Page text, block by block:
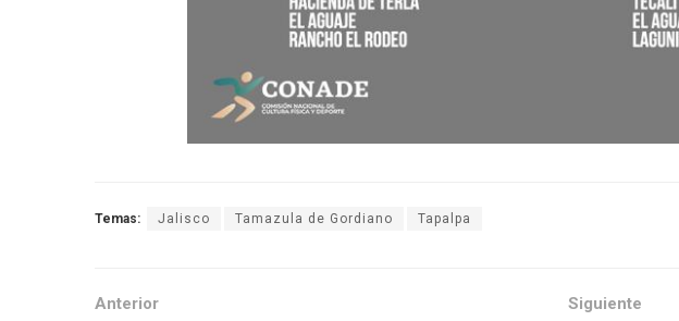
Temas: Jalisco Tamazula de Gordiano Tapalpa
Anterior Siguiente